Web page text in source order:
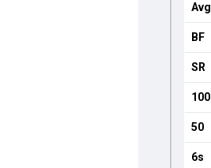
Avg
BF
SR
100
50
6s